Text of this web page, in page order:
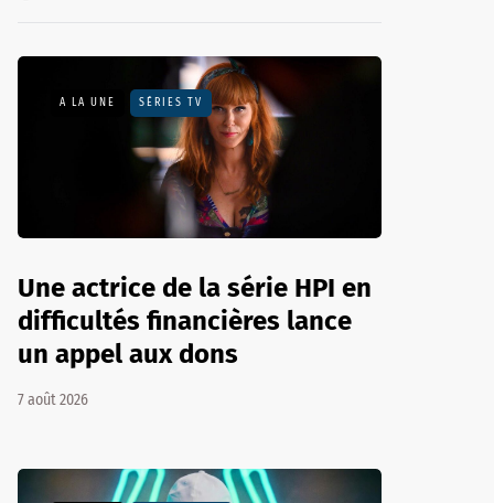
A LA UNE SÉRIES TV
Une actrice de la série HPI en
difficultés financières lance
un appel aux dons
7 août 2026